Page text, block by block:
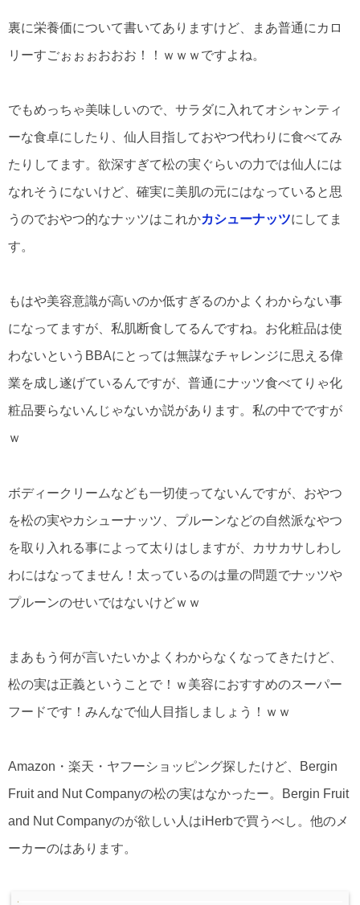
裏に栄養価について書いてありますけど、まあ普通にカロ
リーすごぉぉぉおおお！！ｗｗｗですよね。
でもめっちゃ美味しいので、サラダに入れてオシャンティ
ーな食卓にしたり、仙人目指しておやつ代わりに食べてみ
たりしてます。欲深すぎて松の実ぐらいの力では仙人には
なれそうにないけど、確実に美肌の元にはなっていると思
うのでおやつ的なナッツはこれかカシューナッツにしてま
す。
もはや美容意識が高いのか低すぎるのかよくわからない事
になってますが、私肌断食してるんですね。お化粧品は使
わないというBBAにとっては無謀なチャレンジに思える偉
業を成し遂げているんですが、普通にナッツ食べてりゃ化
粧品要らないんじゃないか説があります。私の中でですが
ｗ
ボディークリームなども一切使ってないんですが、おやつ
を松の実やカシューナッツ、プルーンなどの自然派なやつ
を取り入れる事によって太りはしますが、カサカサしわし
わにはなってません！太っているのは量の問題でナッツや
プルーンのせいではないけどｗｗ
まあもう何が言いたいかよくわからなくなってきたけど、
松の実は正義ということで！ｗ美容におすすめのスーパー
フードです！みんなで仙人目指しましょう！ｗｗ
Amazon・楽天・ヤフーショッピング探したけど、Bergin
Fruit and Nut Companyの松の実はなかったー。Bergin Fruit
and Nut Companyのが欲しい人はiHerbで買うべし。他のメ
ーカーのはあります。